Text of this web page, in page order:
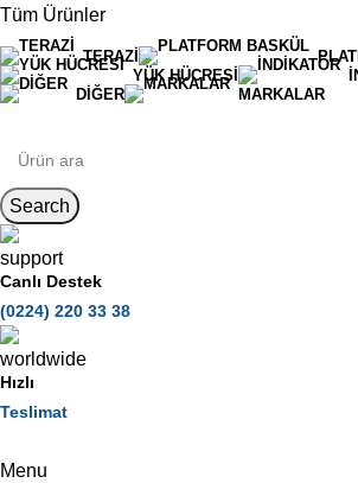
Tüm Ürünler
TERAZI
YÜK HÜCRESI
DIĞER
MARKALAR
Search
Canlı Destek
(0224) 220 33 38
Hızlı
Teslimat
Menu